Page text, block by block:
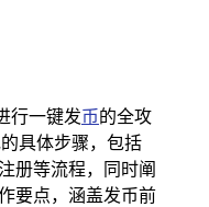
行一键发币的全攻
具体步骤，包括
册等流程，同时阐
要点，涵盖发币前